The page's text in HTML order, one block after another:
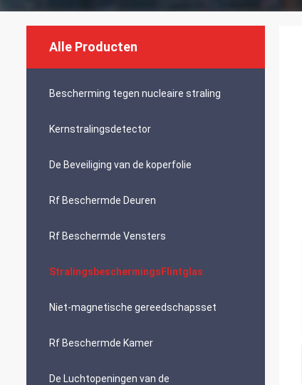
Alle Producten
Bescherming tegen nucleaire straling
Kernstralingsdetector
De Beveiliging van de koperfolie
Rf Beschermde Deuren
Rf Beschermde Vensters
StralingsbeschermingsFlintglas
Niet-magnetische gereedschapsset
Rf Beschermde Kamer
De Luchtopeningen van de